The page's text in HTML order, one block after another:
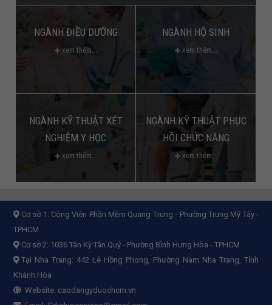
NGÀNH ĐIỀU DƯỠNG
xem thêm...
NGÀNH HỘ SINH
xem thêm...
NGÀNH KỸ THUẬT XÉT
NGHIỆM Y HỌC
xem thêm...
NGÀNH KỸ THUẬT PHỤC
HỒI CHỨC NĂNG
xem thêm...
Cơ sở 1: Công Viên Phần Mềm Quang Trung - Phường Trung Mỹ Tây -
TPHCM
Cơ sở 2: 1036 Tân Kỳ Tân Quý - Phường Bình Hưng Hòa - TPHCM
Tại Nha Trang: 442 Lê Hồng Phong, Phường Nam Nha Trang, Tỉnh
Khánh Hòa
Website: caodangyduochcm.vn